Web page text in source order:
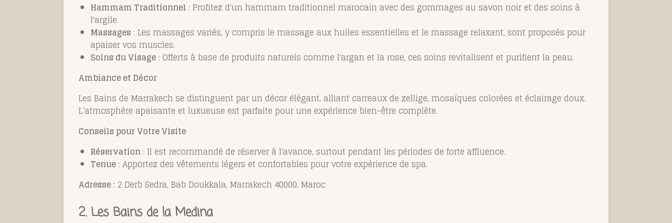
Hammam Traditionnel : Profitez d'un hammam traditionnel marocain avec des gommages au savon noir et des soins à
l'argile.
Massages : Les massages variés, y compris le massage aux huiles essentielles et le massage relaxant, sont proposés pour
apaiser vos muscles.
Soins du Visage : Offerts à base de produits naturels comme l'argan et la rose, ces soins revitalisent et purifient la peau.
Ambiance et Décor
Les Bains de Marrakech se distinguent par un décor élégant, alliant carreaux de zellige, mosaïques colorées et éclairage doux.
L’atmosphère apaisante et luxueuse est parfaite pour une expérience bien-être complète.
Conseils pour Votre Visite
Réservation : Il est recommandé de réserver à l'avance, surtout pendant les périodes de forte affluence.
Tenue : Apportez des vêtements légers et confortables pour votre expérience de spa.
Adresse : 2 Derb Sedra, Bab Doukkala, Marrakech 40000, Maroc
2. Les Bains de la Medina